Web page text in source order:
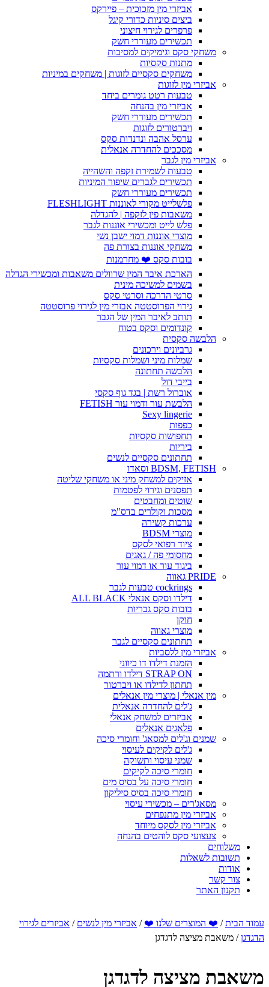
אביזרי מין מזכוכית – פיירקס
ביצים סיניות כדורי קיגל
פרפרים לגירוי חיצוני
תכשירים מעוררי חשק
משחקי סקס וגימיקים למסיבות
מתנות סקסיות
משחקים סקסיים לזוגות | משחקים במיניות
אביזרי מין לזוגות
טבעות רטט גומרים ביחד
אביזרי מין בהנחה
תכשירים מעוררי חשק
ויברטורים לזוגות
ערסל אהבה ונדנדות סקס
מסככים להחדרה אנאלית
אביזרי מין לגבר
טבעות לשמירת זקפה והשהייה
תכשירים לגברים שיפור המיניות
תכשירים מעוררי חשק
פלשלייט מקורי לאוננות FLESHLIGHT
משאבות פין לזקפה | להגדלה
פלש לייט ומכשירי אוננות לגבר
מוצרי אוננות דמוי ישבן נשי
משחקי אוננות בצורת פה
בובות סקס ❤️ מחרמנות
הארכת איבר המין שרוולים משאבות ומכשירי הגדלה
בשמים למשיכה מינית
סרטי הדרכה וסרטי סקס
גירוי הפרוסטטה אבזרי מין לגירוי פרוסטטה
תותב לאיבר המין של הגבר
קונדומים וסקס בטוח
הלבשה סקסית
גרביונים וירכונים
שמלות מיני ושמלות סקסיות
הלבשה תחתונה
בייבי דול
אוברול רשת | בגד גוף סקסי
הלבשת עור ודמוי עור FETISH
Sexy lingerie
כפפות
תחפושות סקסיות
ביריות
תחתונים סקסיים לנשים
BDSM, FETISH וסאדו
אזיקים למשחק מיני או משחקי שליטה
תפסנים וגירוי לפטמות
שוטים ומחבטים
מסכות וקולרים בדס"מ
ערכות קשירה
מוצרי BDSM
ציוד רפואי לסקס
מחסומי פה / גאגים
ביגוד עור או דמוי עור
PRIDE גאווה
cockrings טבעות לגבר
דילדו וסקס אנאלי ALL BLACK
בובות סקס גבריות
חוקן
מוצרי גאווה
תחתונים סקסיים לגבר
אביזרי מין ללסביות
הזמנת דילדו דו כיווני
STRAP ON דילדו ורתמה
תחתון לדילדו או ויברטור
מין אנאלי | מוצרי מין אנאלים
ג'לים להחדרה אנאלית
אביזרים למשחק אנאלי
פלאגים אנאלים
שמנים וג'לים למסאג' וחומרי סיכה
ג'לים לקיקים לעיסוי
שמני עיסוי ותשוקה
חומרי סיכה לקיקים
חומרי סיכה על בסיס מים
חומרי סיכה בסיס סיליקון
מסאג'רים – מכשירי עיסוי
אביזרי מין מתנפחים
אביזרי מין לסקס מיוחד
צעצועי סקס לוהטים בהנחה
משלוחים
תשובות לשאלות
אודות
צור קשר
תקנון האתר
עמוד הבית/ ❤️ המוצרים שלנו ❤️ / אביזרי מין לנשים / אביזרים לגירוי
הדגדגן/ משאבת מציצה לדגדגן
משאבת מציצה לדגדגן